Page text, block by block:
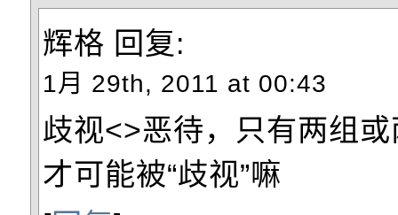
辉格 回复:
1月 29th, 2011 at 00:43
歧视<>恶待，只有两组
才可能被“歧视”嘛